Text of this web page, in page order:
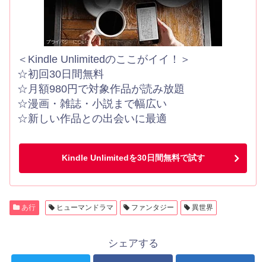
＜Kindle Unlimitedのここがイイ！＞
☆初回30日間無料
☆月額980円で対象作品が読み放題
☆漫画・雑誌・小説まで幅広い
☆新しい作品との出会いに最適
Kindle Unlimitedを30日間無料で試す
あ行 ヒューマンドラマ ファンタジー 異世界
シェアする